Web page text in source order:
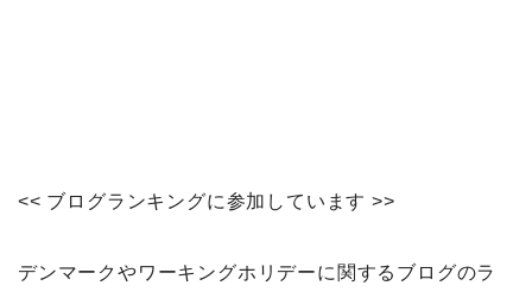
<< ブログランキングに参加しています >>
デンマークやワーキングホリデーに関するブログのラ